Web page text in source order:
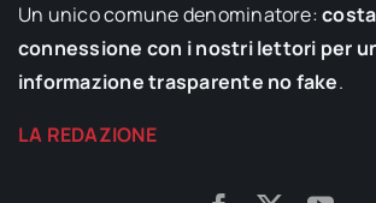
Un unico comune denominatore:
connessione con i nostri lettori per
informazione trasparente no fake.
LA REDAZIONE